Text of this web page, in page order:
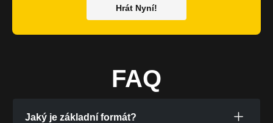
Hrát Nyní!
FAQ
Jaký je základní formát?